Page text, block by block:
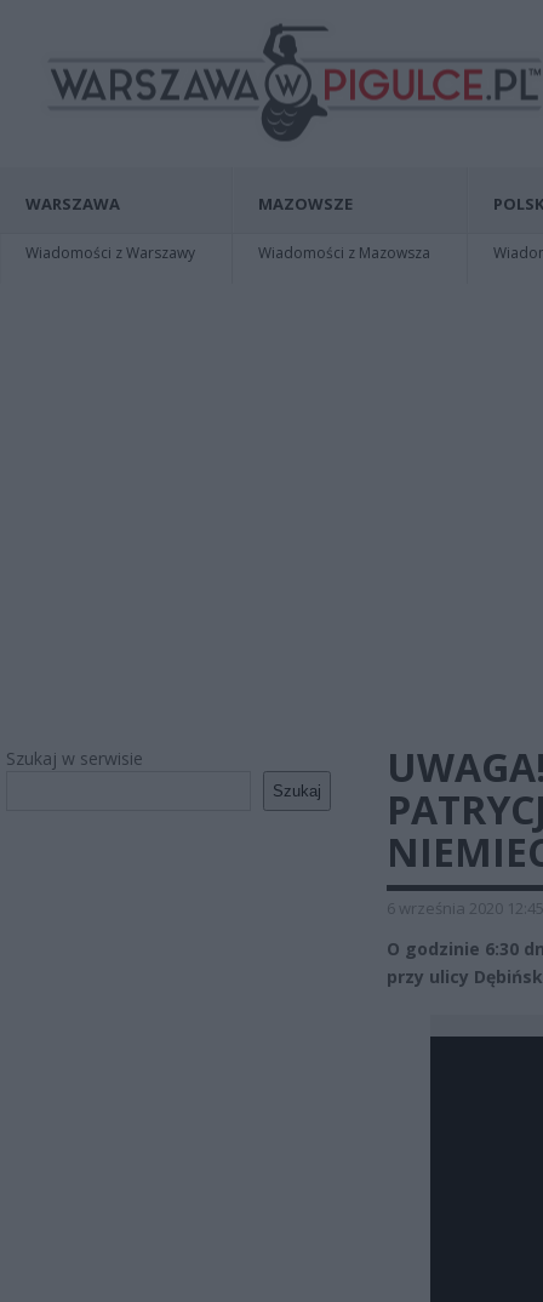
WARSZAWA
Wiadomości z Warszawy
MAZOWSZE
Wiadomości z Mazowsza
Szukaj w serwisie
Szukaj
6 września 2020 12:45
O godzinie 6:30
przy ulicy